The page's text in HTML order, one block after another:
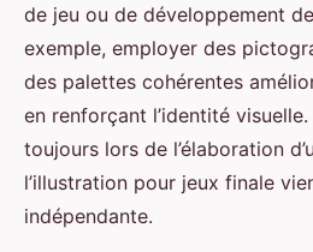
de jeu ou de développement
exemple, employer des
des palettes cohérentes
en renforçant l’identité
toujours lors de l’élaboration
l’illustration pour jeux finale
indépendante.